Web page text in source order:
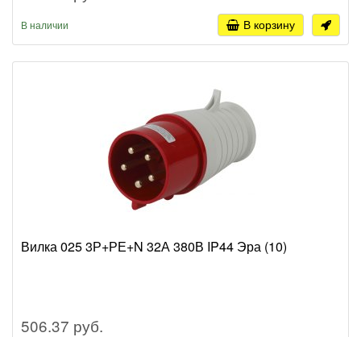
В наличии В корзину
Вилка 025 3Р+РЕ+N 32А 380В IP44 Эра (10)
506.37 руб.